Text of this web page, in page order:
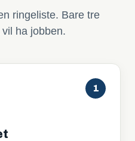
ringeliste. Bare tre
ha jobben.
1